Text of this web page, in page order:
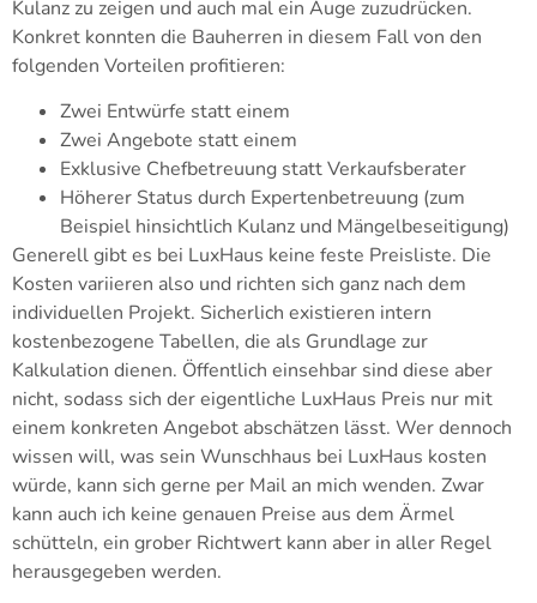
Kulanz zu zeigen und auch mal ein Auge zuzudrücken.
Konkret konnten die Bauherren in diesem Fall von den
folgenden Vorteilen profitieren:
Zwei Entwürfe statt einem
Zwei Angebote statt einem
Exklusive Chefbetreuung statt Verkaufsberater
Höherer Status durch Expertenbetreuung (zum
Beispiel hinsichtlich Kulanz und Mängelbeseitigung)
Generell gibt es bei LuxHaus keine feste Preisliste. Die
Kosten variieren also und richten sich ganz nach dem
individuellen Projekt. Sicherlich existieren intern
kostenbezogene Tabellen, die als Grundlage zur
Kalkulation dienen. Öffentlich einsehbar sind diese aber
nicht, sodass sich der eigentliche LuxHaus Preis nur mit
einem konkreten Angebot abschätzen lässt. Wer dennoch
wissen will, was sein Wunschhaus bei LuxHaus kosten
würde, kann sich gerne per Mail an mich wenden. Zwar
kann auch ich keine genauen Preise aus dem Ärmel
schütteln, ein grober Richtwert kann aber in aller Regel
herausgegeben werden.